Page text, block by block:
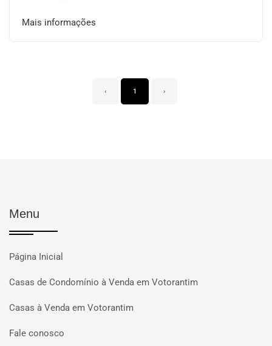
Mais informações
‹ 1 ›
Menu
Página Inicial
Casas de Condomínio à Venda em Votorantim
Casas à Venda em Votorantim
Fale conosco